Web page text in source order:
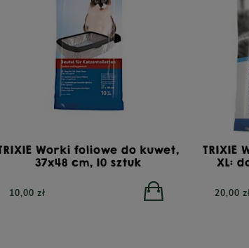
Worki foliowe do kuwet,
37x48 cm, 10 sztuk
10,00 zł
TRIXIE
XL:
20,00